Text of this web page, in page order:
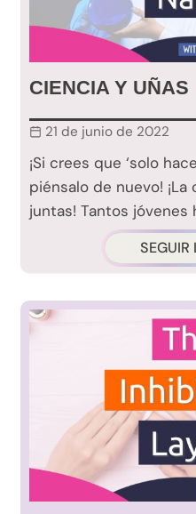
CIENCIA Y UÑAS
21 de junio de 2022
¡Si crees que ‘solo
piénsalo de nuevo!
juntas! Tantos jóvenes
SEGUIR